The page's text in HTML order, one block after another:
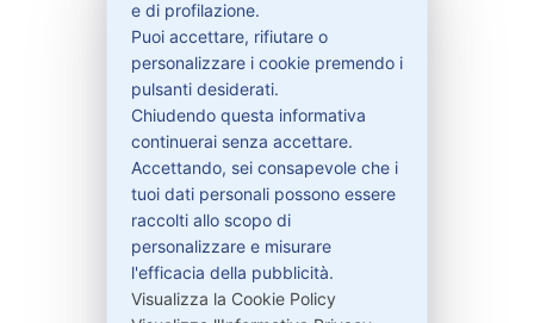
Bisogno di aiuto?
Contattaci
Contatti
e di profilazione.
Puoi accettare, rifiutare o
personalizzare i cookie premendo i
pulsanti desiderati.
Chiudendo questa informativa
continuerai senza accettare.
Accettando, sei consapevole che i
tuoi dati personali possono essere
raccolti allo scopo di
personalizzare e misurare
l'efficacia della pubblicità.
Visualizza la Cookie Policy